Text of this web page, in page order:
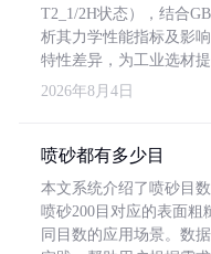
T2_1/2H状态），结合
析其力学性能指标及影
特性差异，为工业选材提
2026年8月4日
喷砂都有多少目
本文系统介绍了喷砂目
喷砂200目对应的表面粗
同目数的应用场景。数